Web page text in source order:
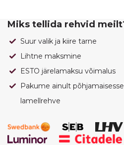
Miks tellida rehvid
Suur valik ja kiire tarne
Lihtne maksmine
ESTO järelamaksu võimalus
Pakume ainult
lamellrehve